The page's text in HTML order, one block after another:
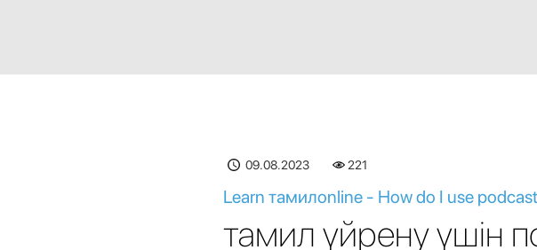
09.08.2023 221
Learn тамилonline - How do I use
тамил үйрену үшін